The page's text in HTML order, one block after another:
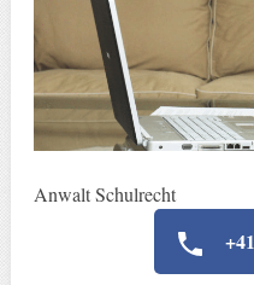
Anwalt Schulrecht